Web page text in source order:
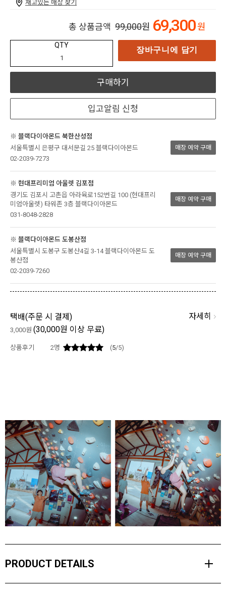
재고있는 매장 찾기
총 상품금액 99,000원 69,300원
QTY 장바구니에 담기
구매하기
입고알림 신청
※ 블랙다이아몬드 북한산성점
서울특별시 은평구 대서문길 25 블랙다이아몬드
02-2039-7273
매장 예약 구매
※ 현대프리미엄 아울렛 김포점
경기도 김포시 고촌읍 아라육로152번길 100 (현대프리
미엄아울렛) 타워존 3층 블랙다이아몬드
031-8048-2828
매장 예약 구매
※ 블랙다이아몬드 도봉산점
서울특별시 도봉구 도봉산4길 3-14 블랙다이아몬드 도
봉산점
02-2039-7260
매장 예약 구매
택배(주문 시 결제 ) 자세히
3,000원 (30,000원 이상 무료)
상품후기 2명 (5/5)
PRODUCT DETAILS